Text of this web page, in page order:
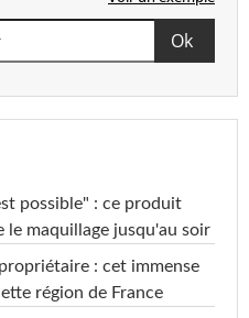
possible" : ce produit
maquillage jusqu'au soir
: cet immense
région de France